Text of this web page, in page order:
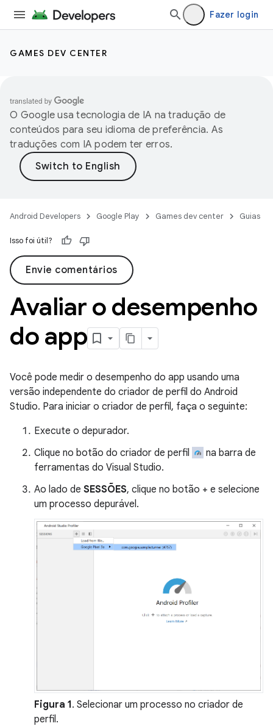
Fazer login
GAMES DEV CENTER
O Google usa tecnologia de IA na tradução de
conteúdos para seu idioma de preferência. As
traduções com IA podem ter erros.
Android Developers Google Play Games dev center Guias
Isso foi útil?
Envie comentários
Avaliar o desempenho
do app
Você pode medir o desempenho do app usando uma
versão independente do criador de perfil do Android
Studio. Para iniciar o criador de perfil, faça o seguinte:
Execute o depurador.
Clique no botão do criador de perfil
na barra de
ferramentas do Visual Studio.
Ao lado de SESSÕES, clique no botão + e selecione
um processo depurável.
Figura 1. Selecionar um processo no criador de
perfil.